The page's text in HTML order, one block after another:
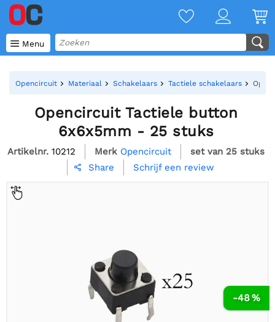
 Menu
Opencircuit Materiaal Schakelaars Tactiele schakelaars
Opencircuit Tactiele button
6x6x5mm - 25 stuks
Artikelnr. 10212 Merk Opencircuit set van 25 stuks
 Share Schrijf een review
-48 %